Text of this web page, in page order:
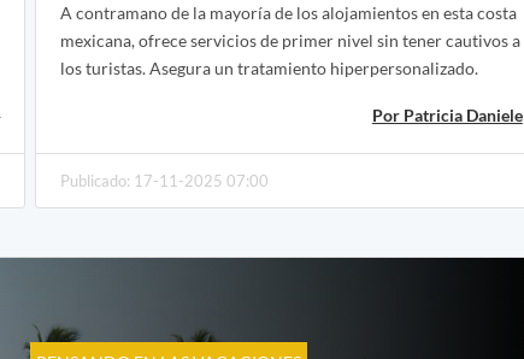
A contramano de la mayoría de los alojamientos en esta costa
mexicana, ofrece servicios de primer nivel sin tener cautivos a
los turistas. Asegura un tratamiento hiperpersonalizado.
Por Patricia Daniele
Publicado: 17-11-2025 07:00